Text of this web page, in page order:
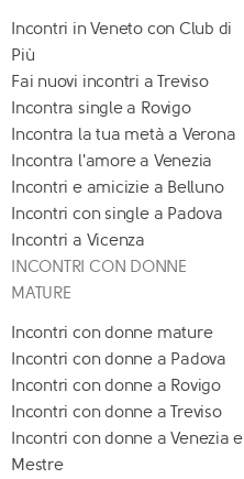
Incontri in Veneto con Club di
Più
Fai nuovi incontri a Treviso
Incontra single a Rovigo
Incontra la tua metà a Verona
Incontra l'amore a Venezia
Incontri e amicizie a Belluno
Incontri con single a Padova
Incontri a Vicenza
INCONTRI CON DONNE
MATURE
Incontri con donne mature
Incontri con donne a Padova
Incontri con donne a Rovigo
Incontri con donne a Treviso
Incontri con donne a Venezia e
Mestre